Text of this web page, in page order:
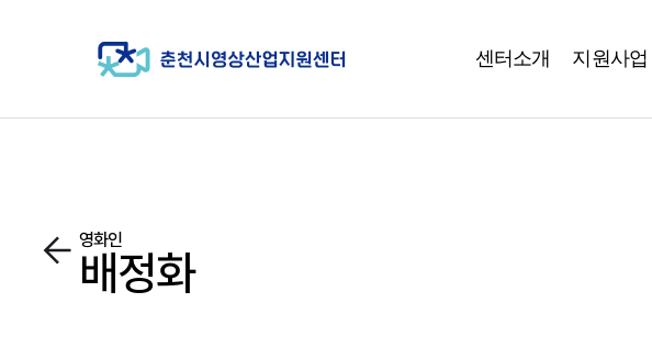
센터소개 지원사업
영화인
배정화